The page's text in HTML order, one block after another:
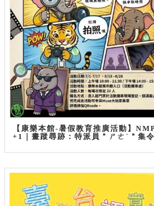
【康樂本館-暑假教育推廣活動】
+1｜畫蹤尋跡：特派員＂ㄕㄜˋ＂集令